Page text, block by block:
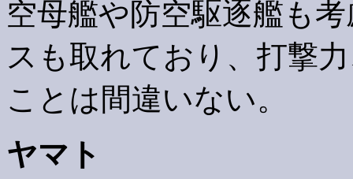
空母艦や防空駆逐艦も
スも取れており、打撃
ことは間違いない。
ヤマト